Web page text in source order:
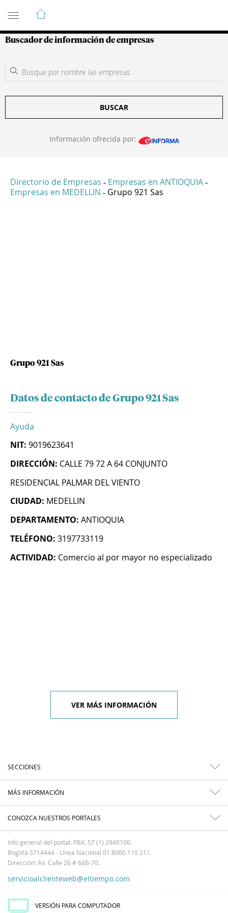
Guía de Empresas Colombianas
Buscador de información de empresas
BUSCAR
Información ofrecida por:
Directorio de Empresas - Empresas en ANTIOQUIA -
Empresas en MEDELLIN - Grupo 921 Sas
Grupo 921 Sas
Datos de contacto de Grupo 921 Sas
Ayuda
NIT: 9019623641
DIRECCIÓN: CALLE 79 72 A 64 CONJUNTO
RESIDENCIAL PALMAR DEL VIENTO
CIUDAD: MEDELLIN
DEPARTAMENTO: ANTIOQUIA
TELÉFONO: 3197733119
ACTIVIDAD: Comercio al por mayor no especializado
VER MÁS INFORMACIÓN
SECCIONES
MÁS INFORMACIÓN
CONOZCA NUESTROS PORTALES
Info general del portal: PBX: 57 (1) 2940100.
Bogotá 5714444 - Línea Nacional 01 8000 110 211.
Dirección: Av. Calle 26 # 68B-70.
servicioalclienteweb@eltiempo.com
VERSIÓN PARA COMPUTADOR